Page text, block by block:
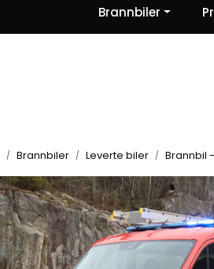
Om oss | Kontakt Oss
Brannbiler
Brannbiler Leverte biler Brannbil